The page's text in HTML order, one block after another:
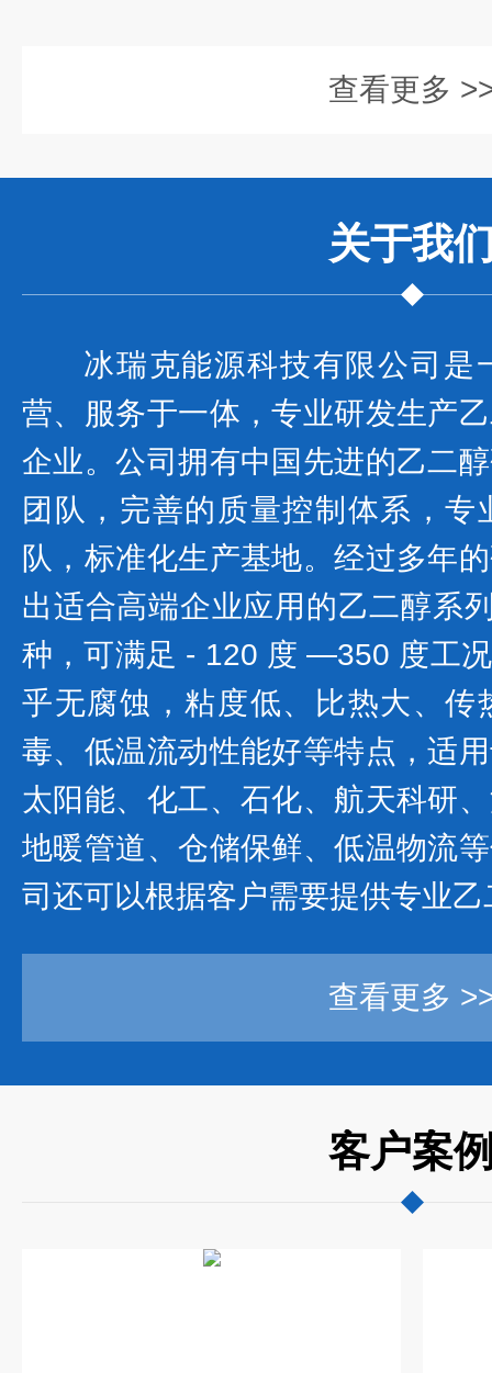
查看更多
关于我
冰瑞克能源科技有限公司是
营、服务于一体，专业研发生产
企业。公司拥有中国先进的乙二
团队，完善的质量控制体系，
队，标准化生产基地。经过多年
出适合高端企业应用的乙二醇系
种，可满足 - 120 度 —350 度工
乎无腐蚀，粘度低、比热大、传
毒、低温流动性能好等特点，适
太阳能、化工、石化、航天科研
地暖管道、仓储保鲜、低温物流
司还可以根据客户需要提供专业
查看更多
客户案